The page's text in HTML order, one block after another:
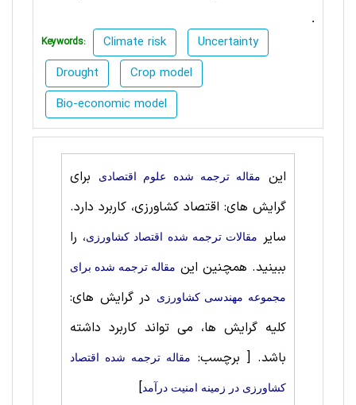
.
Keywords: Climate risk
Uncertainty
Drought
Crop model
Bio-economic model
این مقاله ترجمه شده علوم اقتصادی
برای
گرایش های: اقتصاد کشاورزی، کاربرد دارد.
سایر مقالات ترجمه شده اقتصاد کشاورزی، را
ببینید. همچنین این مقاله ترجمه شده برای
مجموعه مهندسی كشاورزی
در گرایش های:
کلیه گرایش ها، می تواند کاربرد داشته
باشد. [ برچسب: مقاله ترجمه شده اقتصاد
کشاورزی در زمینه امنیت درآمد]